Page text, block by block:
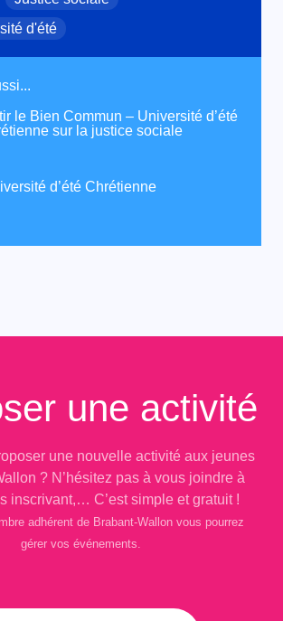
d'été
le Bien Commun – Université d’été
sur la justice sociale
d’été Chrétienne
une activité
une nouvelle activité aux jeunes
? N’hésitez pas à vous joindre à
inscrivant,… C’est simple et gratuit !
adhérent de Brabant-Wallon vous pourrez
gérer vos événements.